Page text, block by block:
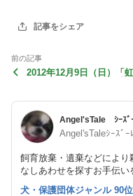
記事をシェア
前の記事
2012年12月9日（日）「
Angel'sTale ｼｰｽﾞｰ
Angel'sTaleｼｰｽﾞｰ
飼育放棄・遺棄などによ
なしあわせを探すお手伝い
犬・保護団体ジャンル 90位